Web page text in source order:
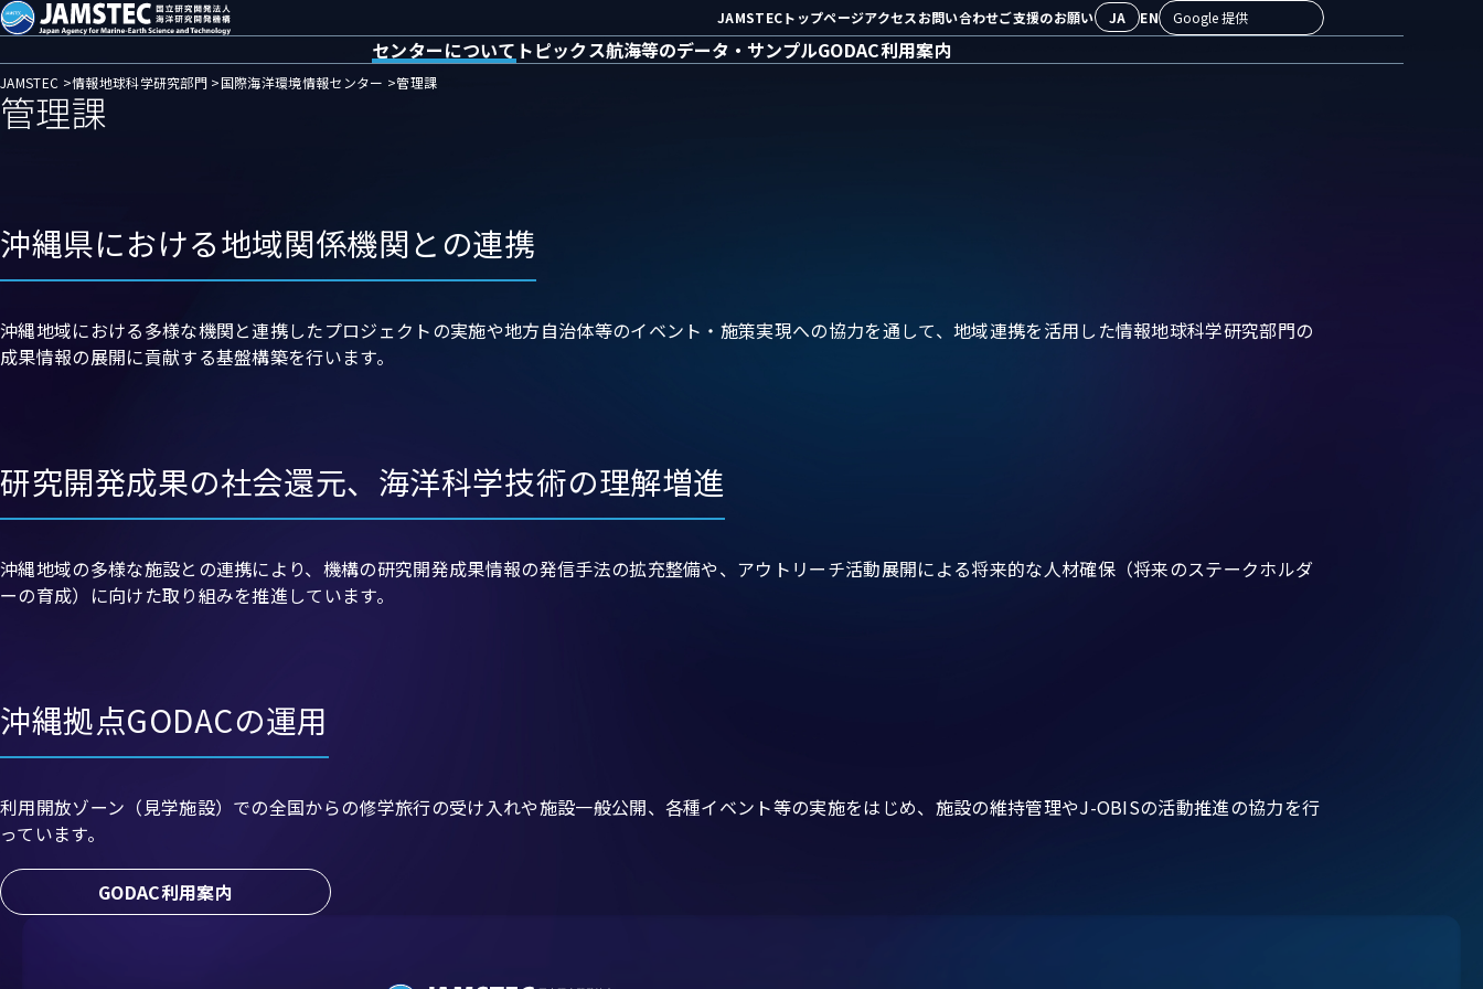
グ
ロ
ー
バ
ル
ー
へ
こ
の
ペ
ー
ジ
へ
フ
ッ
タ
ー
メ
へ
JAMSTECトップページアクセスお問い合わせご支援のお願い JA EN検索
センターについて トピックス航海等のデータ・サンプルGODAC利用案内
JAMSTEC 情報地球科学研究部門 国際海洋環境情報センター 管理課
ここから本文
管理課
沖縄県における地域関係機関との連携
沖縄地域における多様な機関と連携したプロジェクトの実施や地方自治体等のイベント・施策実現への協力を通して、地域連携を活用した情報地球科学研究部門の
成果情報の展開に貢献する基盤構築を行います。
研究開発成果の社会還元、海洋科学技術の理解増進
沖縄地域の多様な施設との連携により、機構の研究開発成果情報の発信手法の拡充整備や、アウトリーチ活動展開による将来的な人材確保（将来のステークホルダ
ーの育成）に向けた取り組みを推進しています。
沖縄拠点GODACの運用
利用開放ゾーン（見学施設）での全国からの修学旅行の受け入れや施設一般公開、各種イベント等の実施をはじめ、施設の維持管理やJ-OBISの活動推進の協力を行
っています。
GODAC利用案内